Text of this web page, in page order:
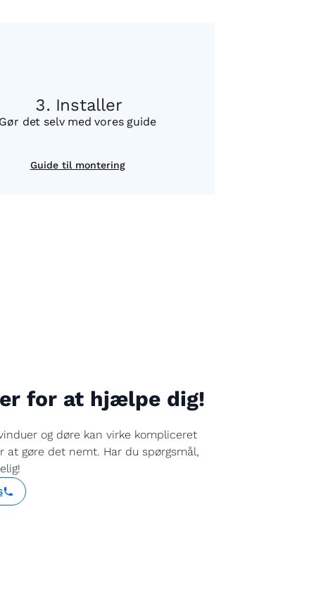
Installer
Gør det selv med vores guide
Guide til montering
for at hjælpe dig!
og døre kan virke kompliceret
at gøre det nemt. Har du spørgsmål,